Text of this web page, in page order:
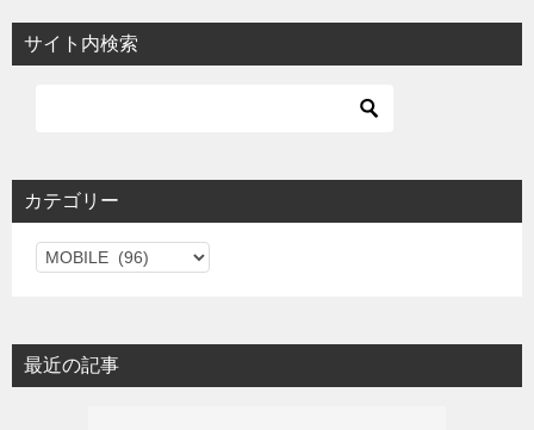
サイト内検索
カテゴリー
カ
リ
ー
最近の記事